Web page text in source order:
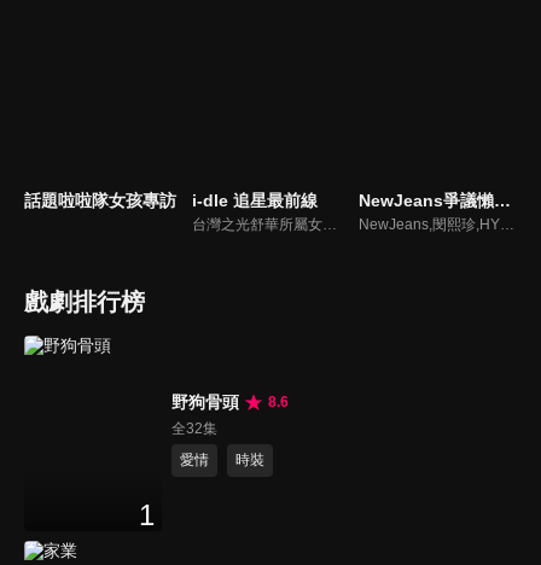
話題啦啦隊女孩專訪 i-dle 追星最前線
台灣之光舒華所屬女團最新消息報你知
NewJeans爭議懶人包
NewJeans,閔熙珍,HYBE爭議懶人包
戲劇排行榜
1
野狗骨頭
8.6
全32集
愛情
時裝